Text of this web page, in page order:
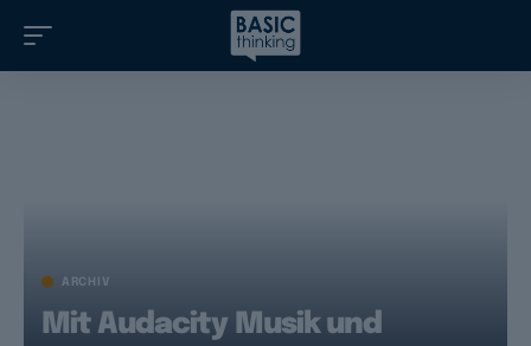
ARCHIV
Mit Audacity Musik und